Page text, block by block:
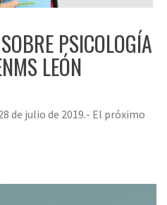
PSICOLOGÍA
LEÓN
de julio de 2019.- El próximo